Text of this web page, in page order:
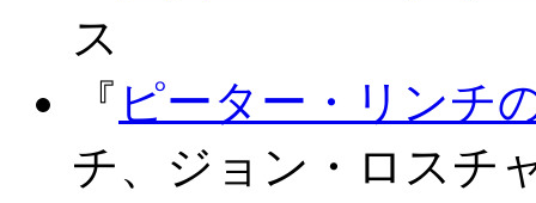
ス
『 ピーター・リンチ
チ、ジョン・ロスチ